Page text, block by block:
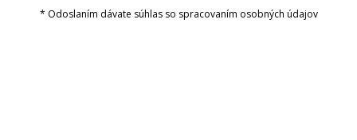
* Odoslaním dávate súhlas so spracovaním osobných údajov